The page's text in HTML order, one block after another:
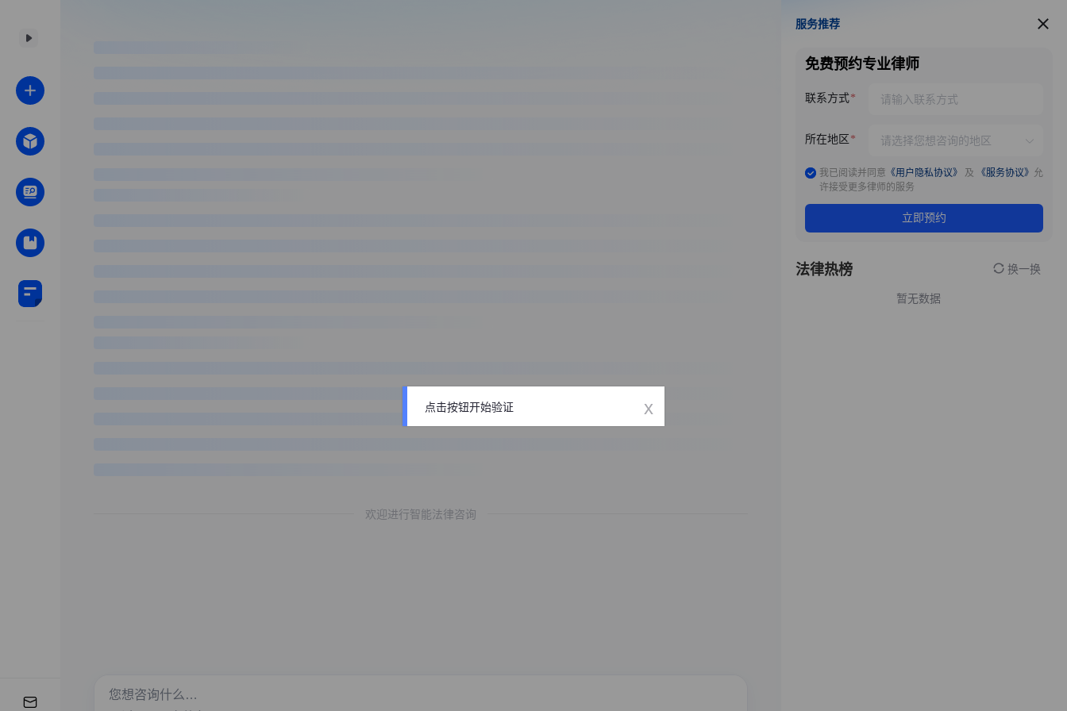
欢迎进行智能法律咨询
服务推荐
服务推荐
免费预约专业律师
联系方式
所在地区
我已阅读并同意 《用户隐私协议》 及 《服务协议》 允
许接受更多律师的服务
立即预约
法律热榜 换一换
暂无数据
点击按钮开始验证 x